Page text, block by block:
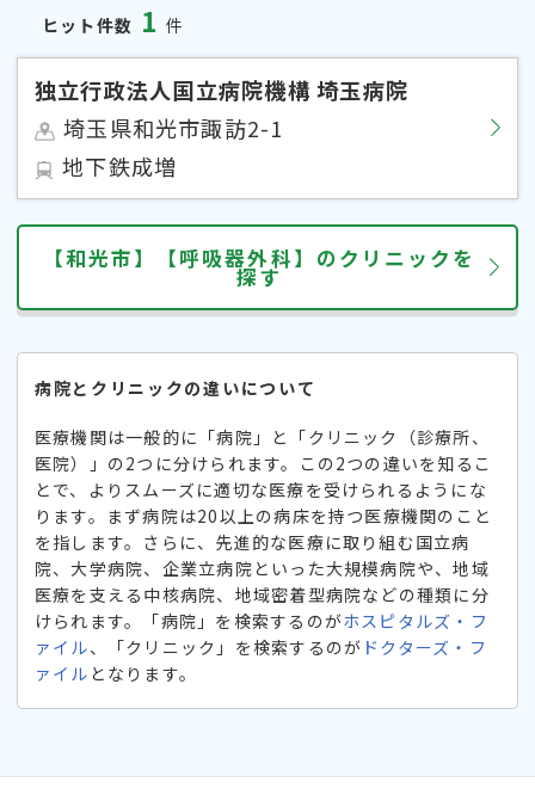
ヒット件数 1 件
独立行政法人国立病院機構 埼玉病院
埼玉県和光市諏訪2-1
地下鉄成増
【和光市】【呼吸器外科】のクリニックを
探す
病院とクリニックの違いについて
医療機関は一般的に「病院」と「クリニック（診療所、
医院）」の2つに分けられます。この2つの違いを知るこ
とで、よりスムーズに適切な医療を受けられるようにな
ります。まず病院は20以上の病床を持つ医療機関のこと
を指します。さらに、先進的な医療に取り組む国立病
院、大学病院、企業立病院といった大規模病院や、地域
医療を支える中核病院、地域密着型病院などの種類に分
けられます。「病院」を検索するのがホスピタルズ・フ
ァイル、「クリニック」を検索するのが ドクターズ・フ
ァイル となります。